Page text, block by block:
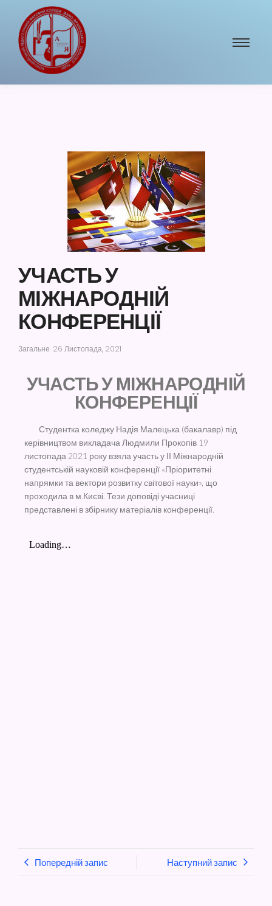
УЧАСТЬ У
МІЖНАРОДНІЙ
КОНФЕРЕНЦІЇ​
Загальне 26 Листопада, 2021
УЧАСТЬ У МІЖНАРОДНІЙ
КОНФЕРЕНЦІЇ
Студентка коледжу Надія Малецька (бакалавр) під
керівництвом викладача Людмили Прокопів 19
листопада 2021 року взяла участь у ІІ Міжнародній
студентській науковій конференції «Пріоритетні
напрямки та вектори розвитку світової науки», що
проходила в м.Києві. Тези доповіді учасниці
представлені в збірнику матеріалів конференції.
Попередній запис Наступний запис